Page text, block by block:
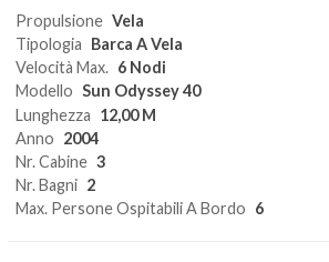
Propulsione Vela
Tipologia Barca A Vela
Velocità Max. 6 Nodi
Modello Sun Odyssey 40
Lunghezza 12,00 M
Anno 2004
Nr. Cabine 3
Nr. Bagni 2
Max. Persone Ospitabili A Bordo 6